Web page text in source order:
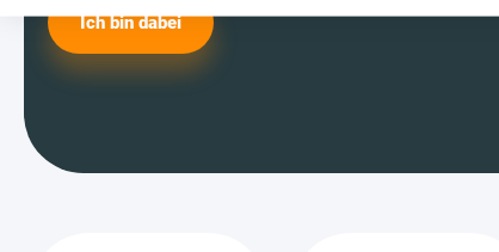
Ich bin dabei